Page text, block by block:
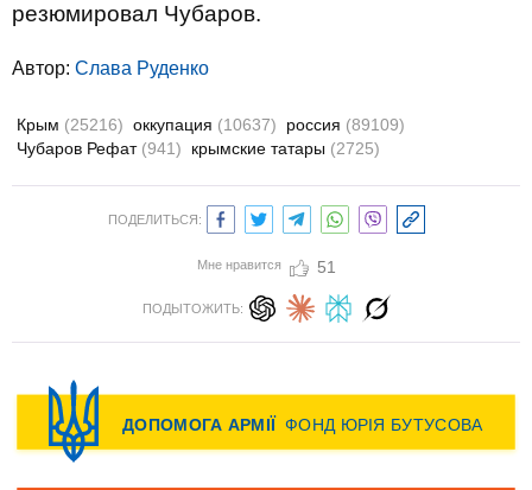
резюмировал Чубаров.
Автор: Слава Руденко
Крым (25216) оккупация (10637) россия (89109)
Чубаров Рефат (941) крымские татары (2725)
ПОДЕЛИТЬСЯ:
Мне нравится 51
ПОДЫТОЖИТЬ: